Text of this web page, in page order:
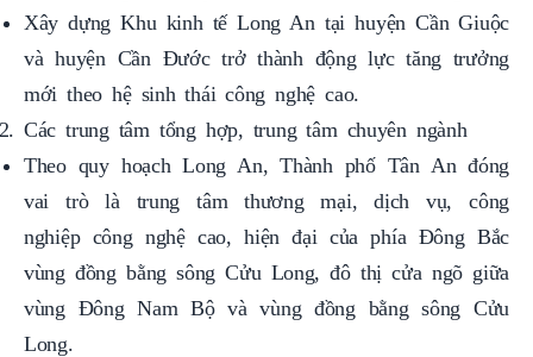
Xây dựng Khu kinh tế Long An tại huyện Cần Giuộc
và huyện Cần Đước trở thành động lực tăng trưởng
mới theo hệ sinh thái công nghệ cao.
Các trung tâm tổng hợp, trung tâm chuyên ngành
Theo quy hoạch Long An, Thành phố Tân An đóng
vai trò là trung tâm thương mại, dịch vụ, công
nghiệp công nghệ cao, hiện đại của phía Đông Bắc
vùng đồng bằng sông Cửu Long, đô thị cửa ngõ giữa
vùng Đông Nam Bộ và vùng đồng bằng sông Cửu
Long.